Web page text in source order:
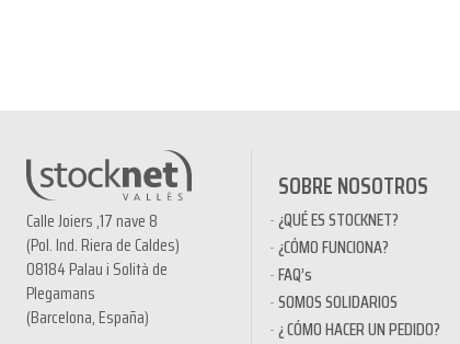
Calle Joiers ,17 nave 8
(Pol. Ind. Riera de Caldes)
08184 Palau i Solità de
Plegamans
(Barcelona, España)
SOBRE NOSOTROS
¿QUÉ ES STOCKNET?
¿CÓMO FUNCIONA?
FAQ’s
SOMOS SOLIDARIOS
¿ CÓMO HACER UN PEDIDO?